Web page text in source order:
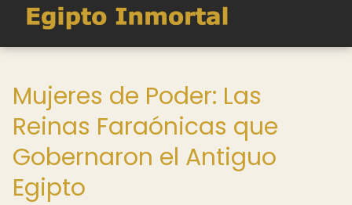
Mujeres de Poder: Las
Reinas Faraónicas que
Gobernaron el Antiguo
Egipto